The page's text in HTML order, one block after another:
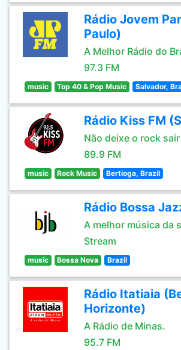
Rádio Jovem
Paulo)
A Melhor Rádio do
97.3 FM
music Top 40 & Pop Music Salvador,
Rádio Kiss FM
Não deixe o rock
89.9 FM
music Rock Music Bertioga, Brazil
Rádio Bossa
A melhor música da
Stream
music Bossa Nova Brazil
Rádio Itatiaia
Horizonte)
A Rádio de Minas.
95.7 FM